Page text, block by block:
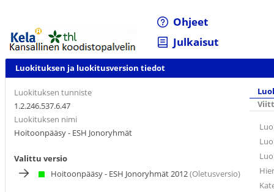
Ohjeet
Julkaisut
Luokituksen ja luokitusversion tiedot
Luokituksen tunniste
1.2.246.537.6.47
Luokituksen nimi
Hoitoonpääsy - ESH Jonoryhmät
Valittu versio
Hoitoonpääsy - ESH Jonoryhmät 2012(Oletusversio)